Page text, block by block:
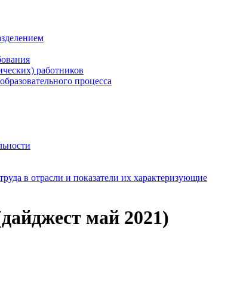
работников
процесса
в отрасли и показатели их характеризующие
май 2021)